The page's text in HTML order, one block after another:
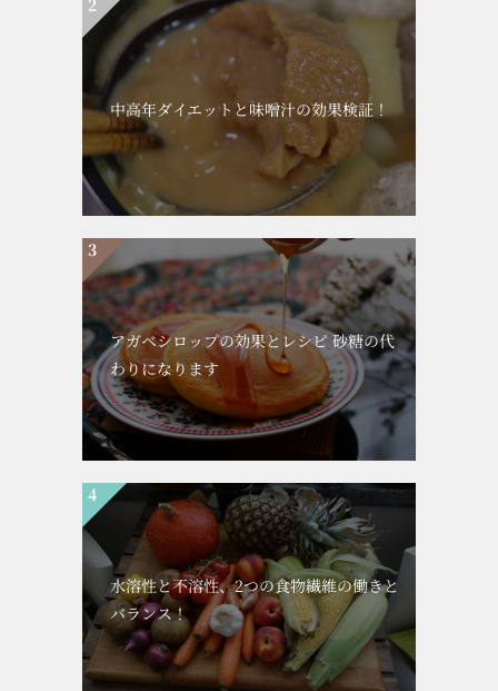
中高年ダイエットと味噌汁の効果検証！
アガベシロップの効果とレシピ 砂糖の代
わりになります
水溶性と不溶性、2つの食物繊維の働きと
バランス！